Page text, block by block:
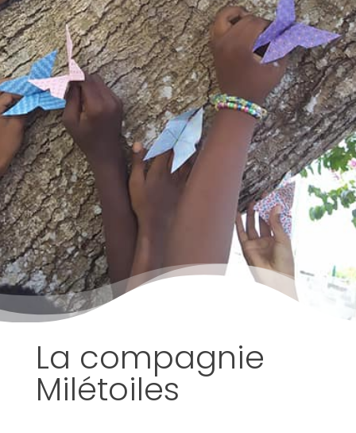
La compagnie
Milétoiles